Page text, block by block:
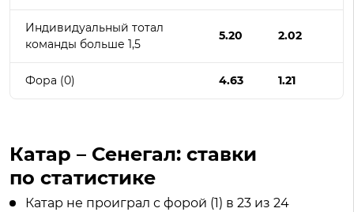
Индивидуальный тотал
команды больше 1,5
5.20 2.02
Фора (0) 4.63 1.21
Катар – Сенегал: ставки
по статистике
Катар не проиграл с форой (1) в 23 из 24